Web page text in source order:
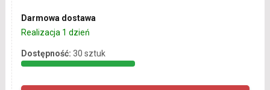
Darmowa dostawa
Realizacja 1 dzień
Dostępność: 30 sztuk